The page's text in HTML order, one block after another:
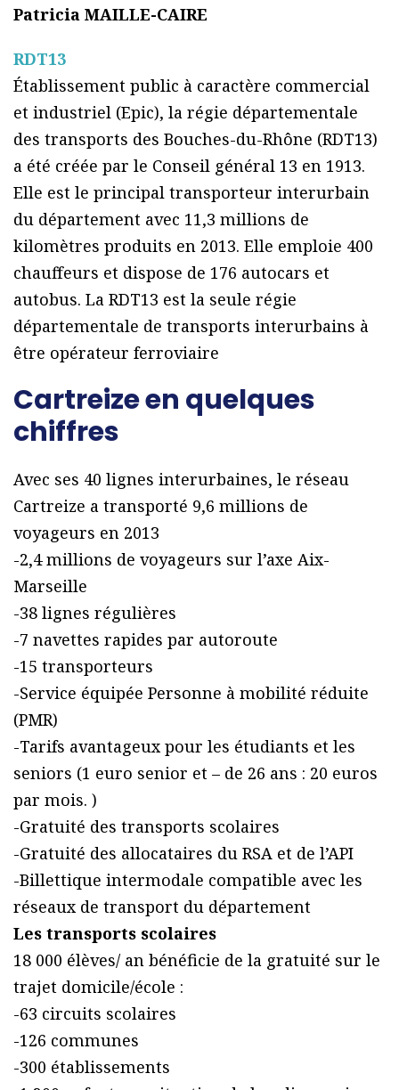
Patricia MAILLE-CAIRE
RDT13
Établissement public à caractère commercial
et industriel (Epic), la régie départementale
des transports des Bouches-du-Rhône (RDT13)
a été créée par le Conseil général 13 en 1913.
Elle est le principal transporteur interurbain
du département avec 11,3 millions de
kilomètres produits en 2013. Elle emploie 400
chauffeurs et dispose de 176 autocars et
autobus. La RDT13 est la seule régie
départementale de transports interurbains à
être opérateur ferroviaire
Cartreize en quelques
chiffres
Avec ses 40 lignes interurbaines, le réseau
Cartreize a transporté 9,6 millions de
voyageurs en 2013
-2,4 millions de voyageurs sur l’axe Aix-
Marseille
-38 lignes régulières
-7 navettes rapides par autoroute
-15 transporteurs
-Service équipée Personne à mobilité réduite
(PMR)
-Tarifs avantageux pour les étudiants et les
seniors (1 euro senior et – de 26 ans : 20 euros
par mois. )
-Gratuité des transports scolaires
-Gratuité des allocataires du RSA et de l’API
-Billettique intermodale compatible avec les
réseaux de transport du département
Les transports scolaires
18 000 élèves/ an bénéficie de la gratuité sur le
trajet domicile/école :
-63 circuits scolaires
-126 communes
-300 établissements